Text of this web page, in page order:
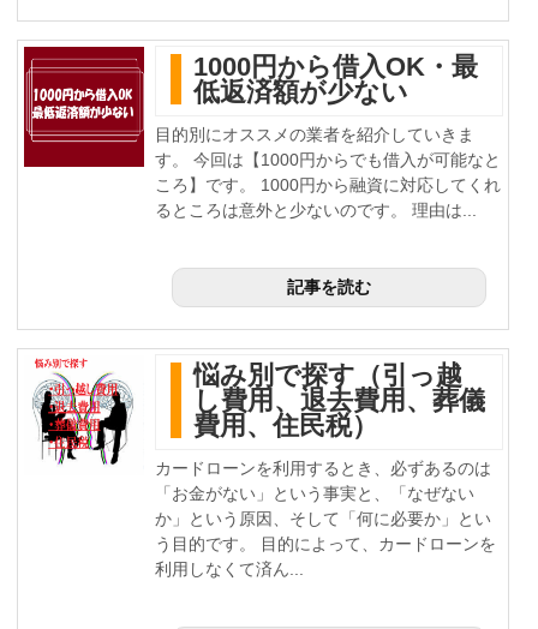
1000円から借入OK・最
低返済額が少ない
目的別にオススメの業者を紹介していきま
す。 今回は【1000円からでも借入が可能なと
ころ】です。 1000円から融資に対応してくれ
るところは意外と少ないのです。 理由は...
記事を読む
悩み別で探す（引っ越
し費用、退去費用、葬儀
費用、住民税）
カードローンを利用するとき、必ずあるのは
「お金がない」という事実と、「なぜない
か」という原因、そして「何に必要か」とい
う目的です。 目的によって、カードローンを
利用しなくて済ん...